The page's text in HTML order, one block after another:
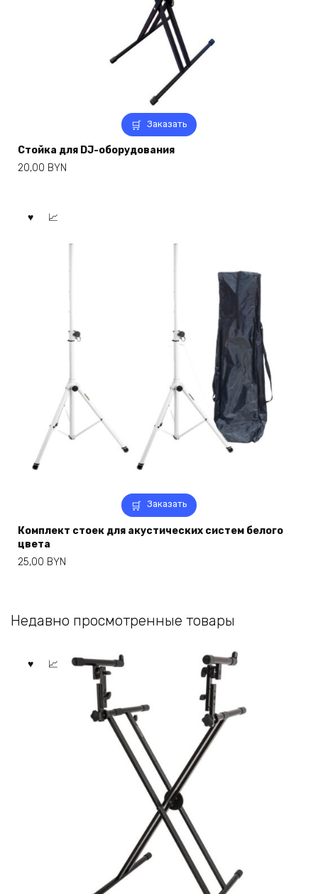
Заказать
Стойка для DJ-оборудования
20,00 BYN
Заказать
Комплект стоек для акустических систем белого
цвета
25,00 BYN
Недавно просмотренные товары